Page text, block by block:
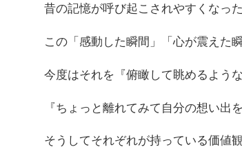
昔の記憶が呼び起こされやすくなっ
この「感動した瞬間」「心が震えた
今度はそれを『俯瞰して眺めるよう
『ちょっと離れてみて自分の想い出
そうしてそれぞれが持っている価値